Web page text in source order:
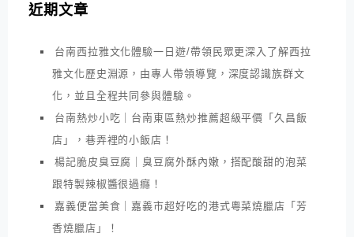
近期文章
台南西拉雅文化體驗一日遊/帶領民眾更深入了解西拉
雅文化歷史淵源，由專人帶領導覽，深度認識族群文
化，並且全程共同參與體驗。
台南熱炒小吃｜台南東區熱炒推薦超級平價「久昌飯
店」，巷弄裡的小飯店！
楊記脆皮臭豆腐｜臭豆腐外酥內嫩，搭配酸甜的泡菜
跟特製辣椒醬很過癮！
嘉義便當美食｜嘉義市超好吃的港式粵菜燒臘店「芳
香燒臘店」！